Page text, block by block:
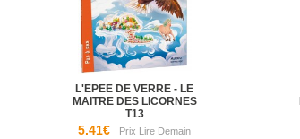
L'EPEE DE VERRE - LE
MAITRE DES LICORNES
T13
5.41€